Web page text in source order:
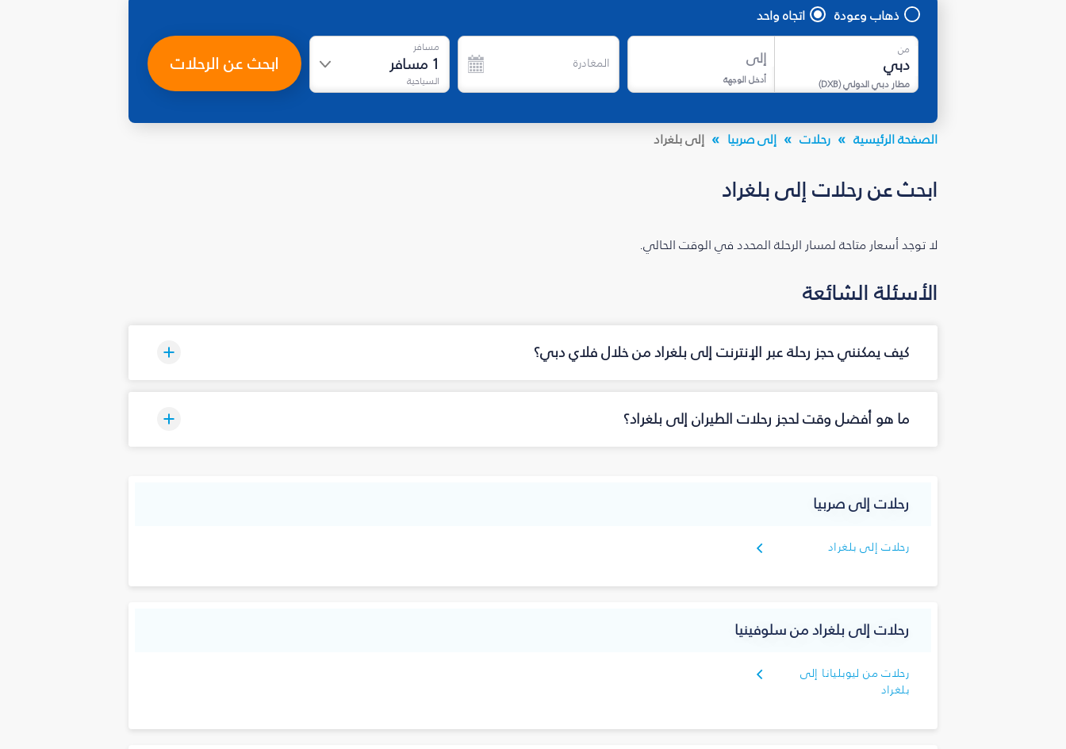
ذهاب وعودة اتجاه واحد
من
مطار دبي الدولي(
DXB
)
إلى
أدخل الوجهة
المغادرة
مسافر
1 مسافر
السياحية
ابحث عن الرحلات
الصفحة الرئيسية رحلات إلى صربيا إلى بلغراد
ابحث عن رحلات إلى بلغراد
لا توجد أسعار متاحة لمسار الرحلة المحدد في الوقت الحالي.
الأسئلة الشائعة
كيف يمكنني حجز رحلة عبر الإنترنت إلى بلغراد من خلال فلاي دبي؟
ما هو أفضل وقت لحجز رحلات الطيران إلى بلغراد؟
رحلات إلى صربيا
رحلات إلى بلغراد
رحلات إلى بلغراد من سلوفينيا
رحلات من ليوبليانا إلى
بلغراد